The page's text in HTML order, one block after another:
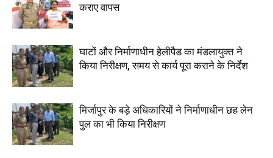
कराए वापस
घाटों और निर्माणाधीन हेलीपैड का मंडलायुक्त ने
किया निरीक्षण, समय से कार्य पूरा कराने के निर्देश
मिर्जापुर के बड़े अधिकारियों ने निर्माणाधीन छह लेन
पुल का भी किया निरीक्षण